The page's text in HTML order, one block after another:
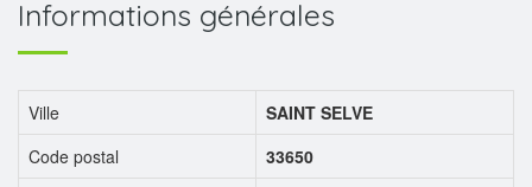
Informations générales
Ville
SAINT SELVE
Code postal
33650